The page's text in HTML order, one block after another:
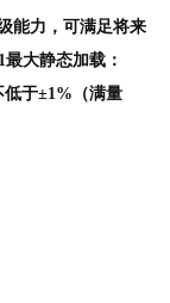
能力，可满足将来
大静态加载：
低于±1%（满量